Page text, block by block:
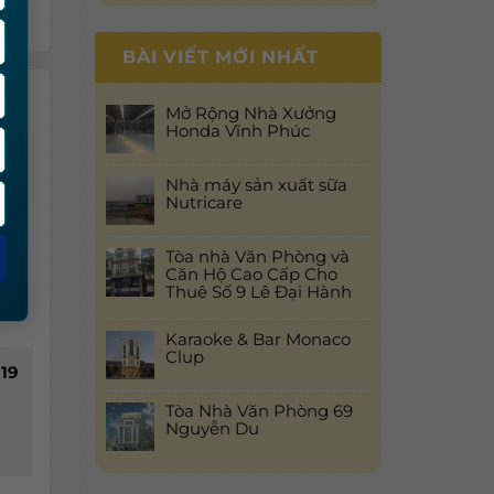
BÀI VIẾT MỚI NHẤT
Mở Rộng Nhà Xưởng
Honda Vĩnh Phúc
Nhà máy sản xuất sữa
Nutricare
Tòa nhà Văn Phòng và
Căn Hộ Cao Cấp Cho
Thuê Số 9 Lê Đại Hành
Karaoke & Bar Monaco
Clup
Tòa Nhà Văn Phòng 69
Nguyễn Du